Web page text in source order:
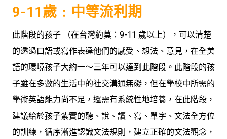
9-11歲﹕中等流利期
此階段的孩子 （在台灣約莫：9-11 歲以上），可以清楚
的透過口語或寫作表達他們的感受、想法、意見，在全美
語的環境孩子大約一～三年可以達到此階段。此階段的孩
子雖在多數的生活中的社交溝通無礙，但在學校中所需的
學術英語能力尚不足，還需有系統性地培養，在此階段，
建議給於孩子紮實的聽、說、讀、寫、單字、文法全方位
的訓練，循序漸進認識文法規則，建立正確的文法觀念，